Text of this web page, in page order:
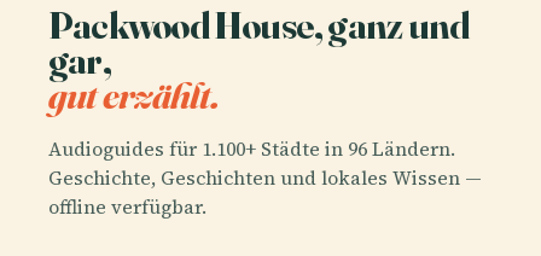
Packwood House, ganz und
gar,
gut erzählt.
Audioguides für 1.100+ Städte in 96 Ländern.
Geschichte, Geschichten und lokales Wissen —
offline verfügbar.